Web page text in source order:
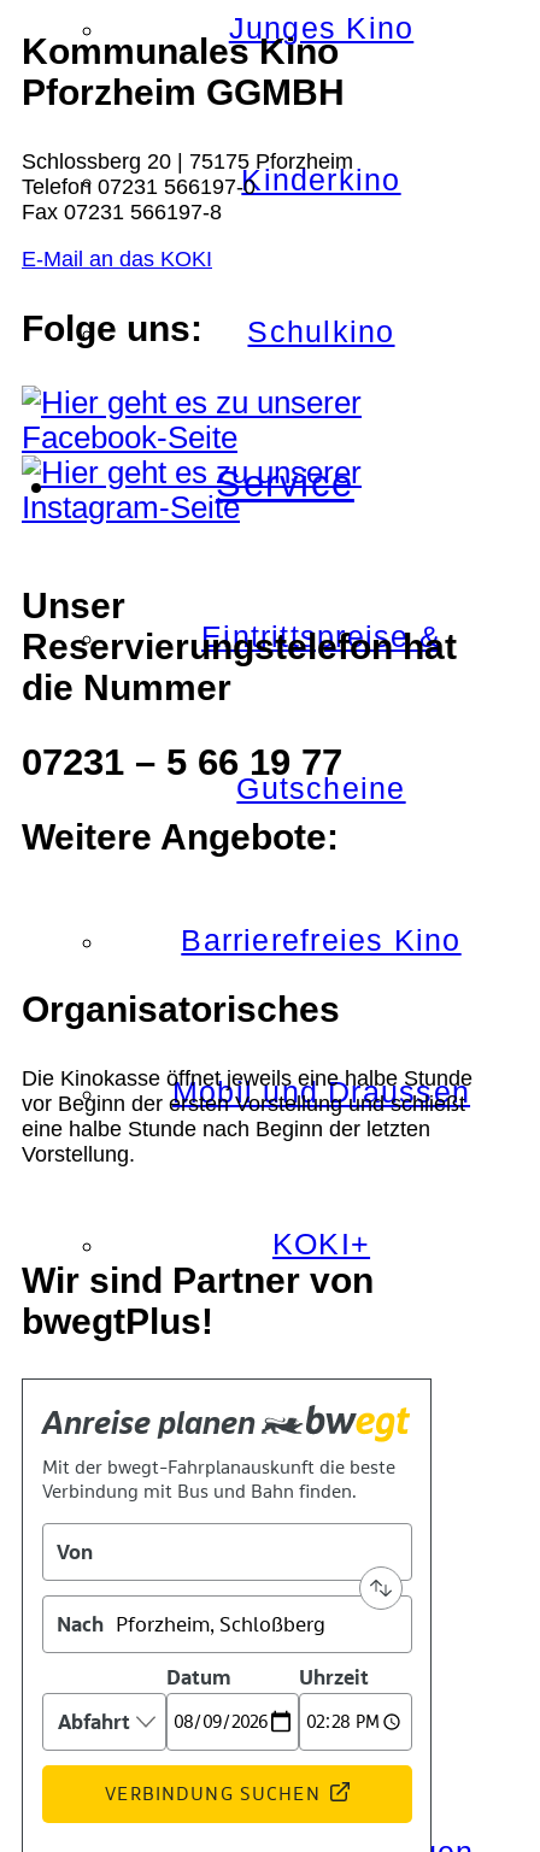
Junges Kino
Kinderkino
Schulkino
Service
Eintrittspreise &
Gutscheine
Barrierefreies Kino
Mobil und Draussen
KOKI+
Das Team
Kommunales Kino
Pforzheim GGMBH
Schlossberg 20 | 75175 Pforzheim
Telefon 07231 566197-0
Fax 07231 566197-8
E-Mail an das KOKI
Folge uns:
Unser
Reservierungstelefon hat
die Nummer
07231 – 5 66 19 77
Weitere Angebote:
Organisatorisches
Die Kinokasse öffnet jeweils eine halbe Stunde
vor Beginn der ersten Vorstellung und schließt
eine halbe Stunde nach Beginn der letzten
Vorstellung.
Wir sind Partner von
bwegtPlus!